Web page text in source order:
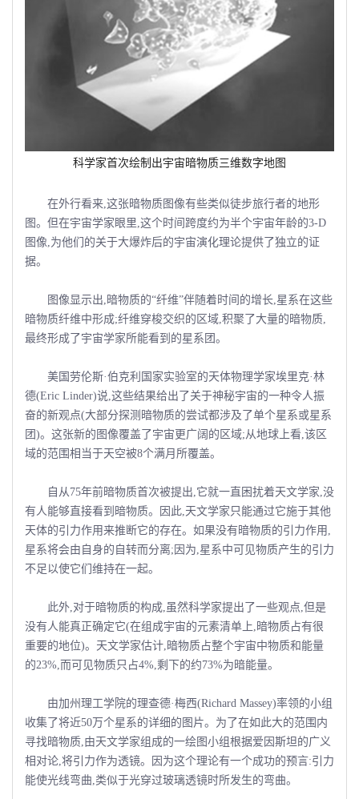
科学家首次绘制出宇宙暗物质三维数字地图
在外行看来,这张暗物质图像有些类似徒步旅行者的地形
图。但在宇宙学家眼里,这个时间跨度约为半个宇宙年龄的3-D
图像,为他们的关于大爆炸后的宇宙演化理论提供了独立的证
据。
图像显示出,暗物质的“纤维”伴随着时间的增长,星系在这些
暗物质纤维中形成;纤维穿梭交织的区域,积聚了大量的暗物质,
最终形成了宇宙学家所能看到的星系团。
美国劳伦斯·伯克利国家实验室的天体物理学家埃里克·林
德(Eric Linder)说,这些结果给出了关于神秘宇宙的一种令人振
奋的新观点(大部分探测暗物质的尝试都涉及了单个星系或星系
团)。这张新的图像覆盖了宇宙更广阔的区域;从地球上看,该区
域的范围相当于天空被8个满月所覆盖。
自从75年前暗物质首次被提出,它就一直困扰着天文学家,没
有人能够直接看到暗物质。因此,天文学家只能通过它施于其他
天体的引力作用来推断它的存在。如果没有暗物质的引力作用,
星系将会由自身的自转而分离;因为,星系中可见物质产生的引力
不足以使它们维持在一起。
此外,对于暗物质的构成,虽然科学家提出了一些观点,但是
没有人能真正确定它(在组成宇宙的元素清单上,暗物质占有很
重要的地位)。天文学家估计,暗物质占整个宇宙中物质和能量
的23%,而可见物质只占4%,剩下的约73%为暗能量。
由加州理工学院的理查德·梅西(Richard Massey)率领的小组
收集了将近50万个星系的详细的图片。为了在如此大的范围内
寻找暗物质,由天文学家组成的一绘图小组根据爱因斯坦的广义
相对论,将引力作为透镜。因为这个理论有一个成功的预言:引力
能使光线弯曲,类似于光穿过玻璃透镜时所发生的弯曲。